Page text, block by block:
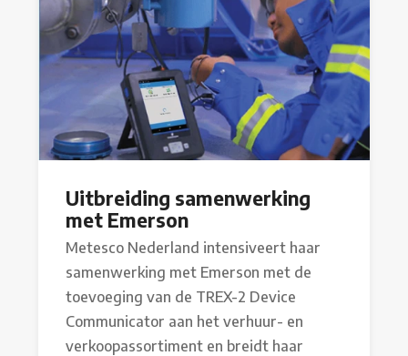
Uitbreiding samenwerking
met Emerson
Metesco Nederland intensiveert haar
samenwerking met Emerson met de
toevoeging van de TREX-2 Device
Communicator aan het verhuur- en
verkoopassortiment en breidt haar